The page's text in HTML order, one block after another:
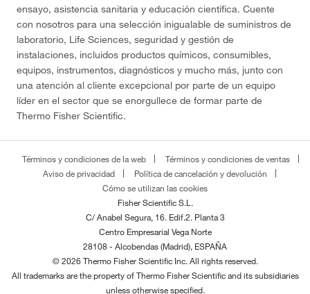
ensayo, asistencia sanitaria y educación científica. Cuente
con nosotros para una selección inigualable de suministros de
laboratorio, Life Sciences, seguridad y gestión de
instalaciones, incluidos productos químicos, consumibles,
equipos, instrumentos, diagnósticos y mucho más, junto con
una atención al cliente excepcional por parte de un equipo
líder en el sector que se enorgullece de formar parte de
Thermo Fisher Scientific.
Términos y condiciones de la web
Términos y condiciones de ventas
Aviso de privacidad
Política de cancelación y devolución
Cómo se utilizan las cookies
Fisher Scientific S.L.
C/ Anabel Segura, 16. Edif.2. Planta 3
Centro Empresarial Vega Norte
28108 - Alcobendas (Madrid), ESPAÑA
© 2026 Thermo Fisher Scientific Inc. All rights reserved.
All trademarks are the property of Thermo Fisher Scientific and its subsidiaries
unless otherwise specified.